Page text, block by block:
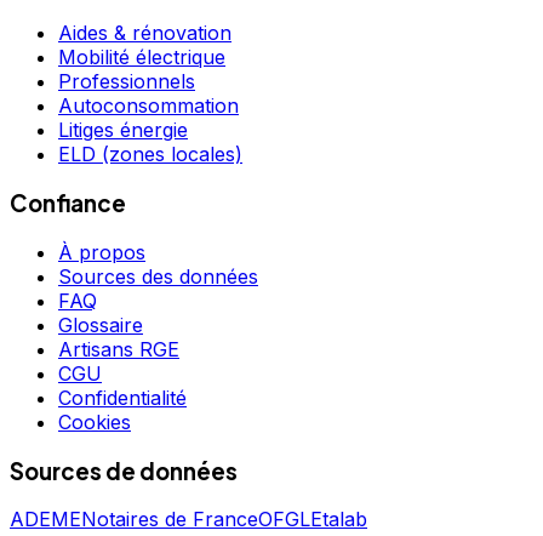
Aides & rénovation
Mobilité électrique
Professionnels
Autoconsommation
Litiges énergie
ELD (zones locales)
Confiance
À propos
Sources des données
FAQ
Glossaire
Artisans RGE
CGU
Confidentialité
Cookies
Sources de données
ADEMENotaires de FranceOFGLEtalab